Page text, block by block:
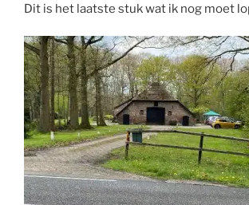
Dit is het laatste stuk wat ik nog moet